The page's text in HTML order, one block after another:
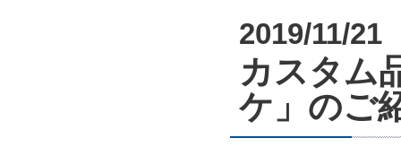
2019/11/21
カスタム
ケ」のご